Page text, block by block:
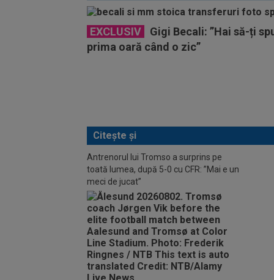
EXCLUSIV
Gigi Becali: ”Hai să-ți
prima oară când o zic”
Citește și
Antrenorul lui Tromso a surprins pe
toată lumea, după 5-0 cu CFR: ”Mai e un
meci de jucat”